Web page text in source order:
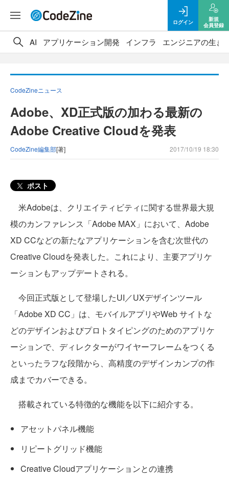
ログイン
新規
会員登録
AI アプリケーション開発 インフラ エンジニアの生き
CodeZineニュース
Adobe、XD正式版の加わる最新の
Adobe Creative Cloudを発表
CodeZine編集部[著] 2017/10/19 18:30
ポスト
米Adobeは、クリエイティビティに関する世界最大規
模のカンファレンス「Adobe MAX」において、Adobe
XD CCなどの新たなアプリケーションを含む次世代の
Creative Cloudを発表した。これにより、主要アプリケ
ーションもアップデートされる。
今回正式版として登場したUI／UXデザインツール
「Adobe XD CC」は、モバイルアプリやWeb サイトな
どのデザインおよびプロトタイピングのためのアプリケ
ーションで、ディレクターがワイヤーフレームをつくる
といったラフな段階から、高精度のデザインカンプの作
成までカバーできる。
搭載されている特徴的な機能を以下に紹介する。
アセットパネル機能
リピートグリッド機能
Creative Cloudアプリケーションとの連携